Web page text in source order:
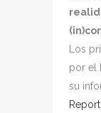
Los
por el
su